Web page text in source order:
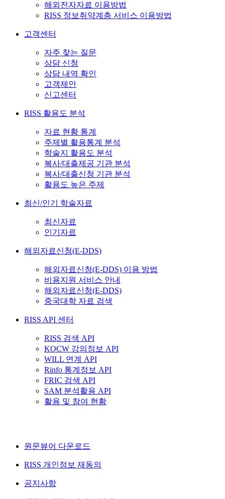
해외전자자료 이용방법
RISS 정보취약계층 서비스 이용방법
고객센터
자주 찾는 질문
상담 신청
상담 내역 확인
고객제안
신고센터
RISS 활용도 분석
자료 현황 통계
주제별 활용통계 분석
학술지 활용도 분석
복사/대출제공 기관 분석
복사/대출신청 기관 분석
활용도 높은 주제
최신/인기 학술자료
최신자료
인기자료
해외자료신청(E-DDS)
해외자료신청(E-DDS) 이용 방법
비용지원 서비스 안내
해외자료신청(E-DDS)
중국대학 자료 검색
RISS API 센터
RISS 검색 API
KOCW 강의정보 API
WILL 연계 API
Rinfo 통계정보 API
FRIC 검색 API
SAM 분석활용 API
활용 및 참여 현황
원문뷰어 다운로드
RISS 개인정보 재동의
공지사항